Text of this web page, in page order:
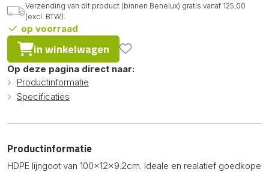
Verzending van dit product (binnen Benelux) gratis vanaf 125,00
(excl. BTW).
op voorraad
in winkelwagen
Op deze pagina direct naar:
Productinformatie
Specificaties
Productinformatie
HDPE lijngoot van 100x12x9.2cm. Ideale en realatief goedkope